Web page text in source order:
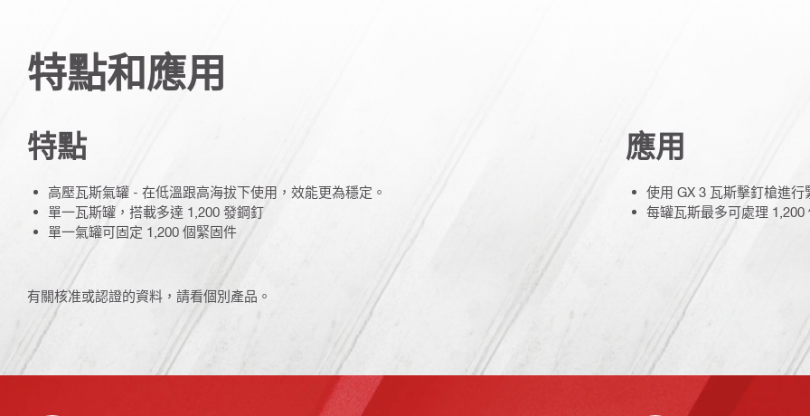
特點和應用
特點
高壓瓦斯氣罐 - 在低溫跟高海拔下使用，效能更為穩定。
單一瓦斯罐，搭載多達 1,200 發鋼釘
單一氣罐可固定 1,200 個緊固件
應用
使用 GX 3 瓦斯擊釘槍進行
每罐瓦斯最多可處理 1,200
有關核准或認證的資料，請看個別產品。